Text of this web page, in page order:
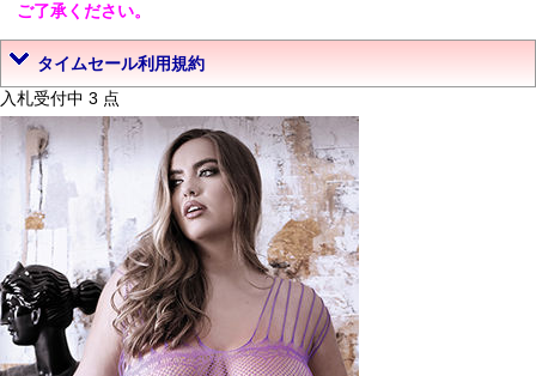
ご了承ください。
タイムセール利用規約
入札受付中 3 点